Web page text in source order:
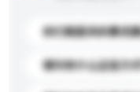
你们能提供的最优
请问有什么运送方